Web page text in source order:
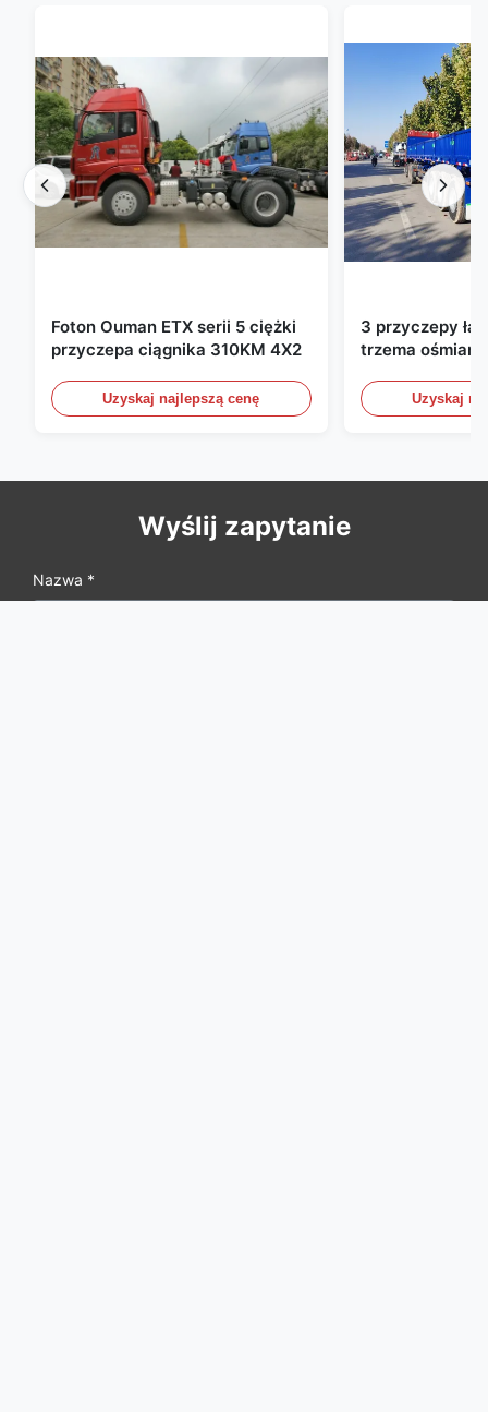
Foton Ouman ETX serii 5 ciężki
przyczepa ciągnika 310KM 4X2
Uzyskaj najlepszą cenę
3 przyczepy
trzema
bocznymiUzyskaj
Wyślij zapytanie
Nazwa *